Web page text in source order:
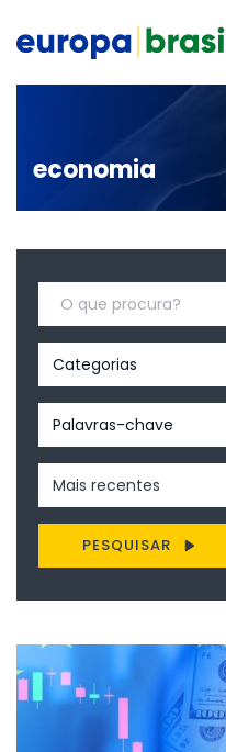
economia
Categorias
Palavras-chave
Mais recentes
PESQUISAR